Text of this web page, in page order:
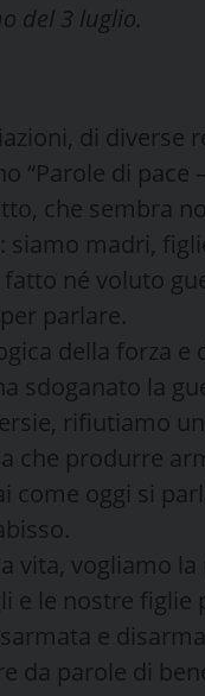
del 3 luglio.
di diverse
“Parole di pace
che sembra
siamo madri,
né voluto
parlare.
della forza
sdoganato la
rifiutiamo
che produrre
come oggi si
vita, vogliamo la
e le nostre figlie
e
da parole di